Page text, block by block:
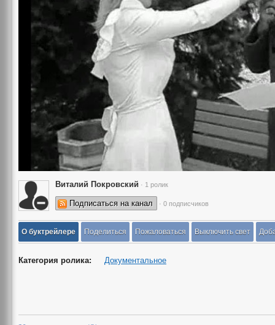
Виталий Покровский · 1 ролик
Подписаться на канал · 0 подписчиков
О буктрейлере Поделиться Пожаловаться Выключить свет
Категория ролика: Документальное